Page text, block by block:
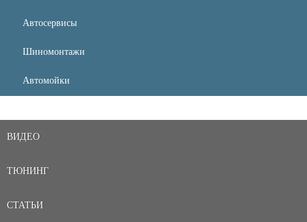
Автосервисы
Шиномонтажи
Автомойки
ВИДЕО
ТЮНИНГ
СТАТЬИ